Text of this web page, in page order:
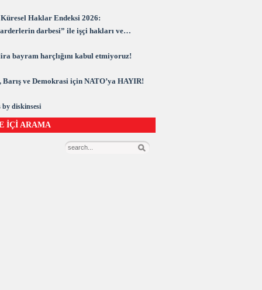
Haklar Endeksi 2026:
darbesi” ile işçi hakları ve
bayram harçlığını kabul etmiyoruz!
Barış ve Demokrasi için NATO’ya HAYIR!
by diskinsesi
İÇİ ARAMA